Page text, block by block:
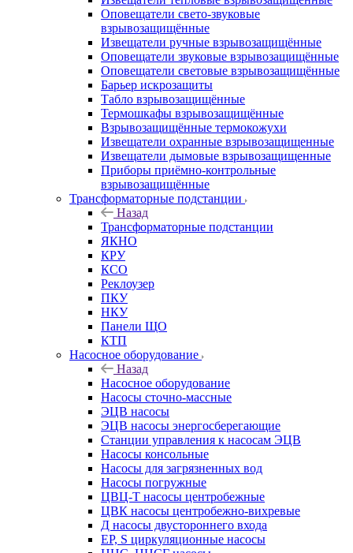
Оповещатели свето-звуковые
взрывозащищённые
Извещатели ручные взрывозащищённые
Оповещатели звуковые взрывозащищённые
Оповещатели световые взрывозащищённые
Барьер искрозащиты
Табло взрывозащищённые
Термошкафы взрывозащищённые
Взрывозащищённые термокожухи
Извещатели охранные взрывозащищенные
Извещатели дымовые взрывозащищенные
Приборы приёмно-контрольные
взрывозащищённые
Трансформаторные подстанции
Назад
Трансформаторные подстанции
ЯКНО
КРУ
КСО
Реклоузер
ПКУ
НКУ
Панели ЩО
КТП
Насосное оборудование
Назад
Насосное оборудование
Насосы сточно-массные
ЭЦВ насосы
ЭЦВ насосы энергосберегающие
Станции управления к насосам ЭЦВ
Насосы консольные
Насосы для загрязненных вод
Насосы погружные
ЦВЦ-Т насосы центробежные
ЦВК насосы центробежно-вихревые
Д насосы двустороннего входа
EP, S циркуляционные насосы